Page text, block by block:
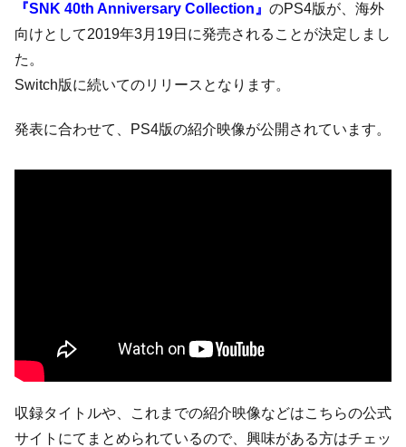
『SNK 40th Anniversary Collection』 のPS4版が、海外
向けとして2019年3月19日に発売されることが決定しまし
た。
Switch版に続いてのリリースとなります。
発表に合わせて、PS4版の紹介映像が公開されています。
収録タイトルや、これまでの紹介映像などはこちらの公式
サイトにてまとめられているので、興味がある方はチェッ